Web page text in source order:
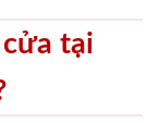
tại